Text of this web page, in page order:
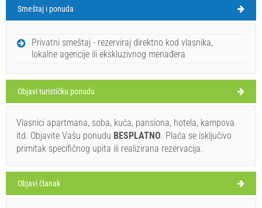
Sobra Vreme
SUBOTA
Otok Mljet
30°C
Smeštaj i ponuda
Privatni smeštaj - rezerviraj direktno kod vlasnika,
lokalne agencije ili ekskluzivnog menađera
Objavi turističku ponudu
Vlasnici apartmana, soba, kuća, pansiona, hotela, kampova
itd. Objavite Vašu ponudu BESPLATNO. Plaća se isključivo
primitak specifičnog upita ili realizirana rezervacija.
Objavi članak